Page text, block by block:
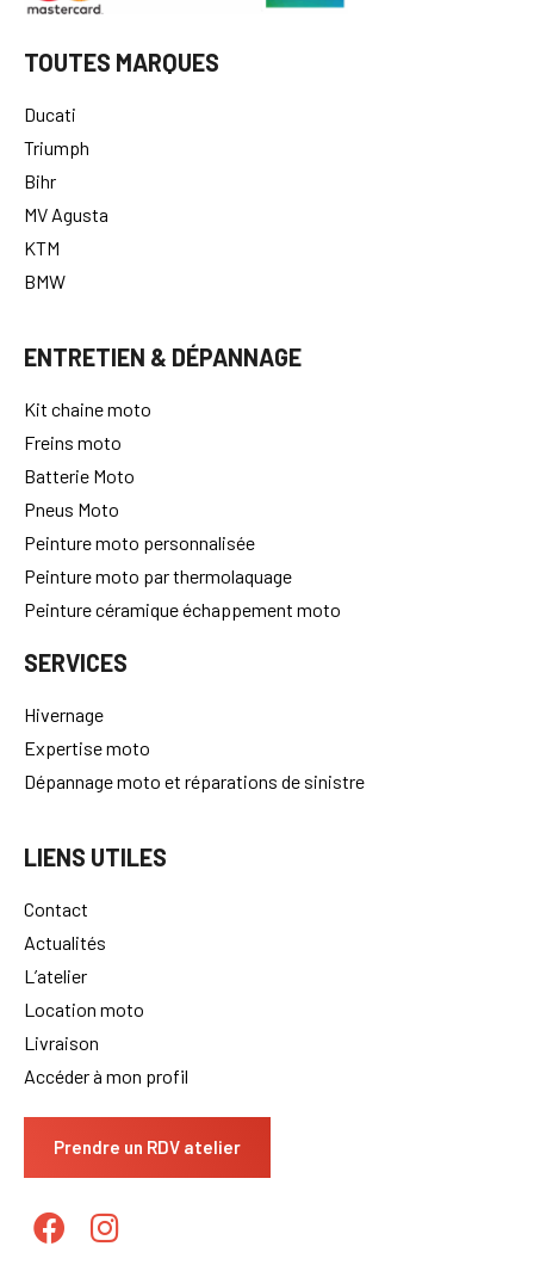
TOUTES MARQUES
Ducati
Triumph
Bihr
MV Agusta
KTM
BMW
ENTRETIEN & DÉPANNAGE
Kit chaine moto
Freins moto
Batterie Moto
Pneus Moto
Peinture moto personnalisée
Peinture moto par thermolaquage
Peinture céramique échappement moto
SERVICES
Hivernage
Expertise moto
Dépannage moto et réparations de sinistre
LIENS UTILES
Contact
Actualités
L’atelier
Location moto
Livraison
Accéder à mon profil
Prendre un RDV atelier